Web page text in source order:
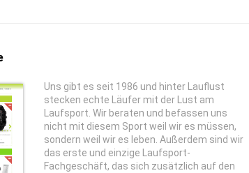
Uns gibt es seit 1986 und hinter Lauflust
stecken echte Läufer mit der Lust am
Laufsport. Wir beraten und befassen uns
nicht mit diesem Sport weil wir es müssen,
sondern weil wir es leben. Außerdem sind wir
das erste und einzige Laufsport-
Fachgeschäft, das sich zusätzlich auf den